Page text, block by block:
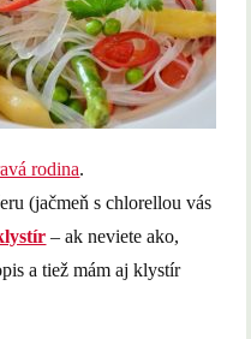
rodina.
(jačmeň s chlorellou vás
– ak neviete ako,
a tiež mám aj klystír